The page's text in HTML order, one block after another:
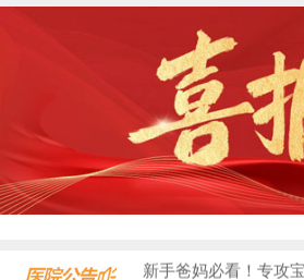
永鼎门诊丨苏州永鼎
便民公告 | 苏州永鼎医
便民公告｜我院便民
便民公告丨苏州永鼎
便民公告丨65周岁以
门诊安排丨苏州永鼎
永鼎疫苗丨带状疱疹
沪上专家护“视”界，
新手爸妈必看！专攻